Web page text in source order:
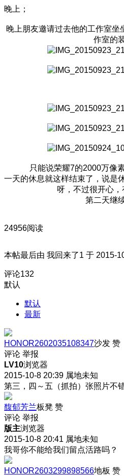
晚上；
晚上朋友邀请过去他的工作室
作室的
只能说荣耀7的2000万像
一天的休息就这样结束了，说是
呀，不过很开心，
第二天继
24956阅读
本帖最后由 我回来了1 于 2015-
评论132
默认
默认
最新
HONOR2602035108347沙发 赞
评论 举报
LV10浏览器
2015-10-8 20:39 属地未知
第三，四～五（抓拍）张照片不
馥郁芳兰板凳 赞
评论 举报
版主浏览器
2015-10-8 20:41 属地未知
我哥你不能给我们留点活路吗？
HONOR2603299898566地板 赞